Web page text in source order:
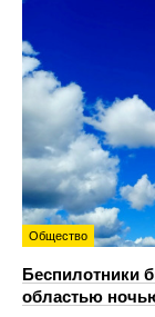
Общество
Беспилотники
областью